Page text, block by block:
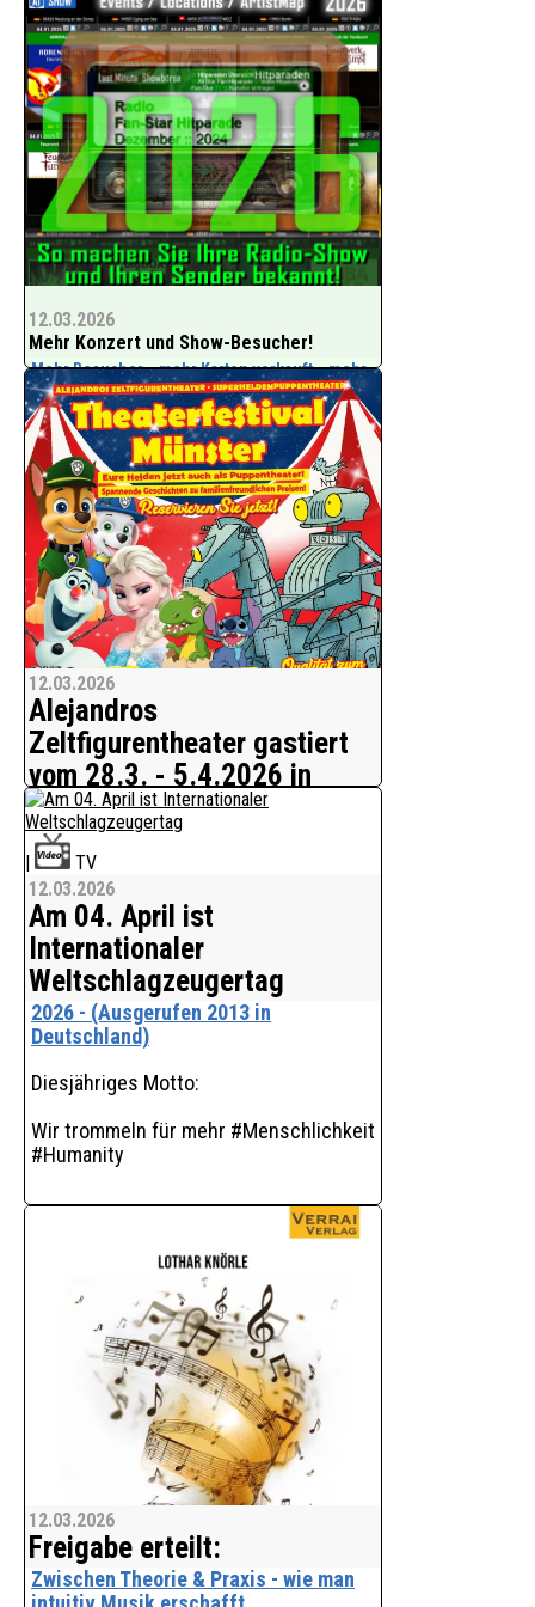
Mit farbenprächtigen Figuren und
Bühnenbildern ist Barber‘s
Puppentheater für Kinder und deren
Familien seit vielen Jahren auf Tournee
und begeistert mit außergewöhnlichen
Puppenspielen. Die be
12.03.2026
Mehr Konzert und Show-Besucher!
Mehr Besucher = mehr Karten verkauft = mehr
Re-Engagements = mehr Geld in der Kasse =
mehr Werbung + Promotion!!!
DIE LÖSUNG:
Kostenlos Ihre Termine und Events
EINTRAGEN auf www.A1Show.de
Das lohnt sich!
Bitte weitersagen
Danke Harry Fox
12.03.2026
Alejandros
Zeltfigurentheater gastiert
vom 28.3. - 5.4.2026 in
Münster
Liebevolle inszenierte Puppenspiele.
Kleine und große Theaterfans werden
herzlichst in das Superheldentheater
eingeladen. Hier werden die
farbenprächtigen Hand- und
Stabfiguren in den wunderschönen
Bühnenbildern lebendig.
WO:
The
|
TV
12.03.2026
Am 04. April ist
Internationaler
Weltschlagzeugertag
2026 - (Ausgerufen 2013 in
Deutschland)
Diesjähriges Motto:
Wir trommeln für mehr #Menschlichkeit
#Humanity
iebe Radiostationen,
liebe Redaktionen,
liebe Medien-/Partner,
liebes Redaktions-Team,
12.03.2026
Freigabe erteilt:
Zwischen Theorie & Praxis - wie man